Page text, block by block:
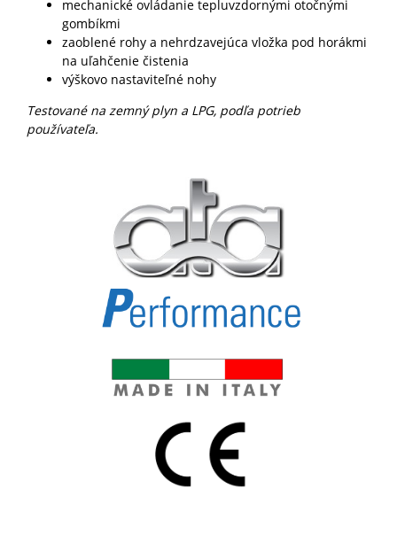
mechanické ovládanie tepluvzdornými otočnými
gombíkmi
zaoblené rohy a nehrdzavejúca vložka pod horákmi
na uľahčenie čistenia
výškovo nastaviteľné nohy
Testované na zemný plyn a LPG, podľa potrieb
používateľa.